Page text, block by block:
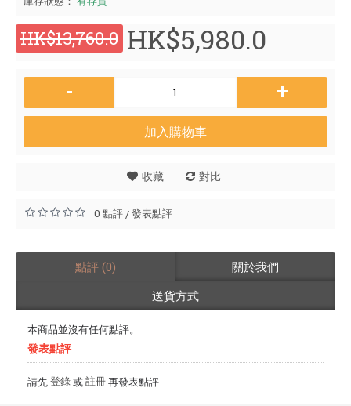
HK$13,760.0 HK$5,980.0
- +
加入購物車
收藏 對比
0 點評/發表點評
點評 (0)
關於我們
送貨方式
本商品並沒有任何點評。
發表點評
請先登錄或註冊再發表點評